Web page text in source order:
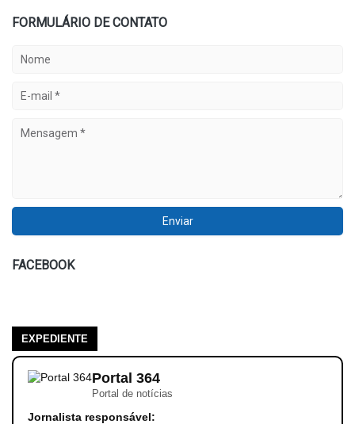
FORMULÁRIO DE CONTATO
FACEBOOK
EXPEDIENTE
Portal 364
Portal de notícias
Jornalista responsável: